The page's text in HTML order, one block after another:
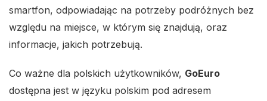
smartfon, odpowiadając na potrzeby podróżnych bez
względu na miejsce, w którym się znajdują, oraz
informacje, jakich potrzebują.
Co ważne dla polskich użytkowników, GoEuro
dostępna jest w języku polskim pod adresem